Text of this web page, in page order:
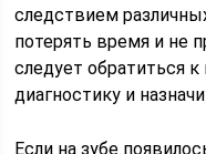
следствием
потерять время и не
следует обратиться
диагностику и
Если на зубе